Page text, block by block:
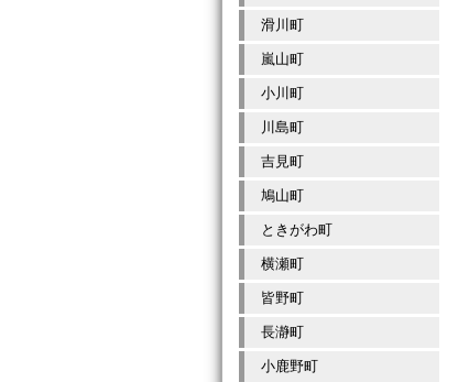
滑川町
嵐山町
小川町
川島町
吉見町
鳩山町
ときがわ町
横瀬町
皆野町
長瀞町
小鹿野町